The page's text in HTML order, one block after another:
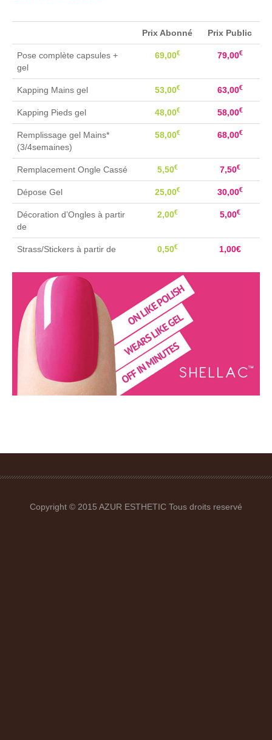
Prix Abonné Prix Public
Pose complète capsules +
gel
69,00€ 79,00€
Kapping Mains gel 53,00€ 63,00€
Kapping Pieds gel 48,00€ 58,00€
Remplissage gel Mains*
(3/4semaines)
58,00€ 68,00€
Remplacement Ongle Cassé 5,50€ 7,50€
Dépose Gel 25,00€ 30,00€
Décoration d’Ongles à partir
de
2,00€ 5,00€
Strass/Stickers à partir de 0,50€ 1,00€
Copyright © 2015 AZUR ESTHETIC Tous droits reservé